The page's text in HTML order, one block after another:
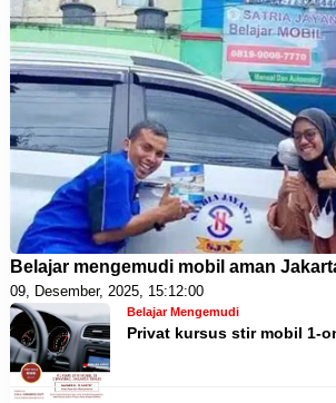
Belajar mengemudi mobil aman
09, Desember, 2025, 15:12:00
Belajar Mengemudi
Privat kursus stir mobil 1-